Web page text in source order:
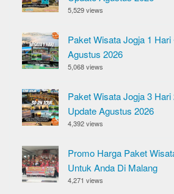
5,529 views
Paket Wisata Jogja 1 Hari
Agustus 2026
5,068 views
Paket Wisata Jogja 3 Hari
Update Agustus 2026
4,392 views
Promo Harga Paket
Untuk Anda Di Malang
4,271 views